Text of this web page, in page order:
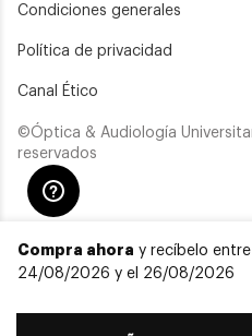
Compra ahora y recíbelo entre
24/08/2026 y el 26/08/2026
Condiciones generales
Política de privacidad
Canal Ético
©Óptica & Audiología
reservados